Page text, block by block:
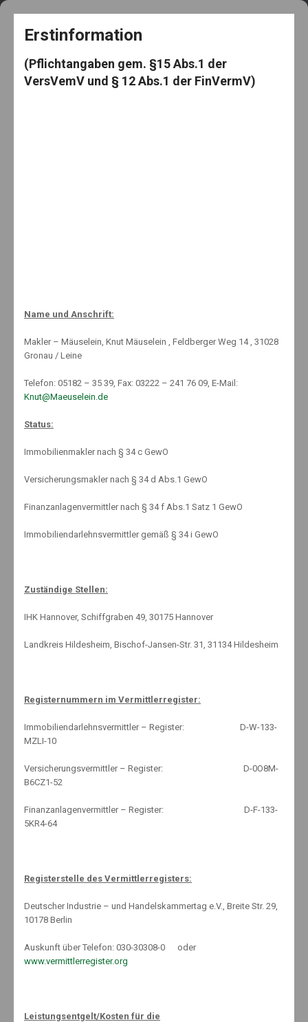
+49 5182 3539 frag@den-knut.de
Makler-Mäuselein
Investments,Nachhaltigkeit
DER DEUTSCHE AKTIENMARKT IST IN
UM MEHR ALS 40 PROZENT
Doch viele skeptische Deutsche stehen an der Seitenlinie und
Zinsen mehr abwirft. Es ist ein gängiges Vorurteil, dass
Volkswirtschaft und Unternehmen voraussetzen. Sparer können
vielmehr Fondsmanagern die Verwaltung der Geldanlage überlassen.
organisierten Fondsgesellschaften hin.
Bilanzkennzahlen und einer Bewertung des Geschäftsmodells die
Erstinformation
(Pflichtangaben gem. §15 Abs.1 der
VersVemV und § 12 Abs.1 der FinVermV)
Name und Anschrift:
Makler – Mäuselein, Knut Mäuselein , Feldberger Weg 14 , 31028
Gronau / Leine
Telefon: 05182 – 35 39, Fax: 03222 – 241 76 09, E-Mail:
Knut@Maeuselein.de
Status:
Immobilienmakler nach § 34 c GewO
Versicherungsmakler nach § 34 d Abs.1 GewO
Finanzanlagenvermittler nach § 34 f Abs.1 Satz 1 GewO
Immobiliendarlehnsvermittler gemäß § 34 i GewO
Zuständige Stellen:
IHK Hannover, Schiffgraben 49, 30175 Hannover
Landkreis Hildesheim, Bischof-Jansen-Str. 31, 31134 Hildesheim
Registernummern im Vermittlerregister:
Immobiliendarlehnsvermittler – Register: D-W-133-
MZLI-10
Versicherungsvermittler – Register: D-0O8M-
B6CZ1-52
Finanzanlagenvermittler – Register: D-F-133-
5KR4-64
Registerstelle des Vermittlerregisters:
Deutscher Industrie – und Handelskammertag e.V., Breite Str. 29,
10178 Berlin
Auskunft über Telefon: 030-30308-0 oder
www.vermittlerregister.org
Leistungsentgelt/Kosten für die